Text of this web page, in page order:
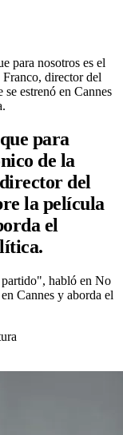
para nosotros es el
director del
estrenó en Cannes
para
de la
del
la película
el
habló en No
Cannes y aborda el